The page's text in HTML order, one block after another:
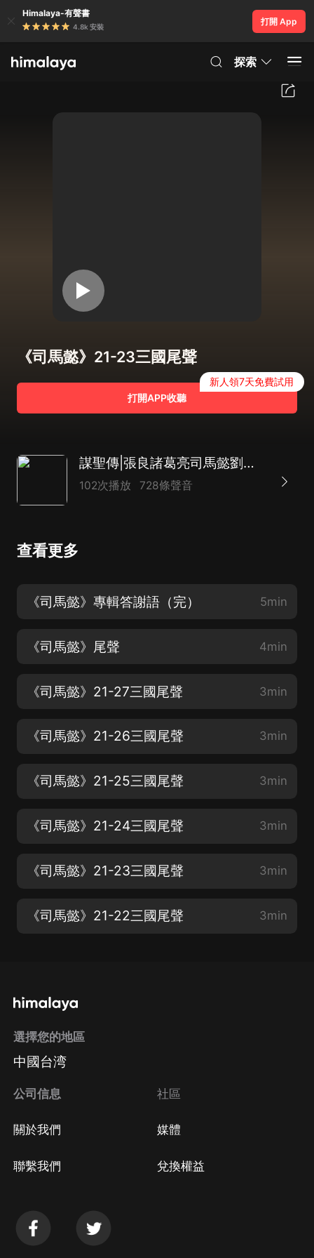
Himalaya-有聲書
4.8k 安裝
打開 App
探索
《司馬懿》21-23三國尾聲
打開APP收聽
新人領7天免費試用
謀聖傳|張良諸葛亮司馬懿劉伯溫薑子牙鬼谷子範蠡管仲東方朔
102次播放 728條聲音
查看更多
《司馬懿》專輯答謝語（完） 5min
《司馬懿》尾聲 4min
《司馬懿》21-27三國尾聲 3min
《司馬懿》21-26三國尾聲 3min
《司馬懿》21-25三國尾聲 3min
《司馬懿》21-24三國尾聲 3min
《司馬懿》21-23三國尾聲 3min
《司馬懿》21-22三國尾聲 3min
選擇您的地區
中國台湾
公司信息
關於我們
聯繫我們
社區
媒體
兌換權益